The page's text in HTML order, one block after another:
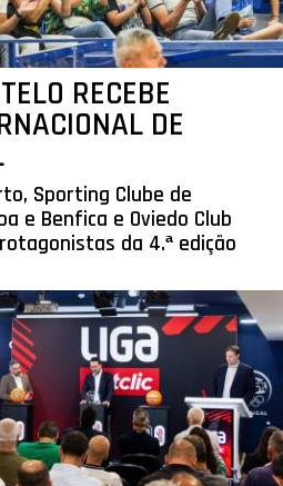
RECEBE
DE
Sporting Clube de
e Benfica e Oviedo Club
da 4.ª edição